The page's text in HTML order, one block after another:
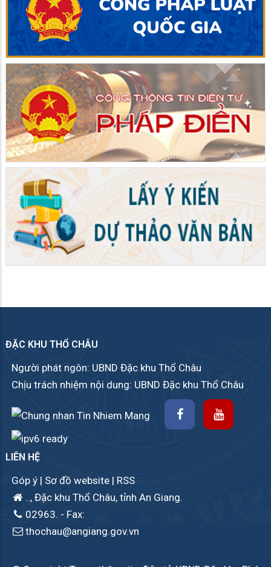
ĐẶC KHU THỔ CHÂU
Người phát ngôn: UBND Đặc khu Thổ Châu
Chịu trách nhiệm nội dung: UBND Đặc khu Thổ Châu
LIÊN HỆ
Góp ý | Sơ đồ website | RSS
.., Đặc khu Thổ Châu, tỉnh An Giang.
02963. - Fax:
thochau@angiang.gov.vn